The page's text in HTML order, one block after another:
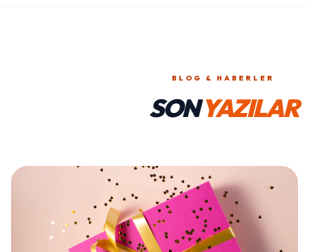
BLOG & HABERLER
SONYAZILAR